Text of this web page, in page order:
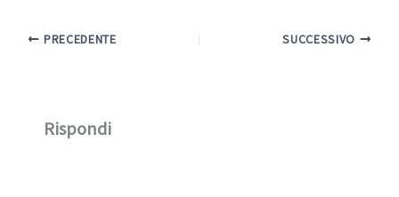
PRECEDENTE SUCCESSIVO
Rispondi